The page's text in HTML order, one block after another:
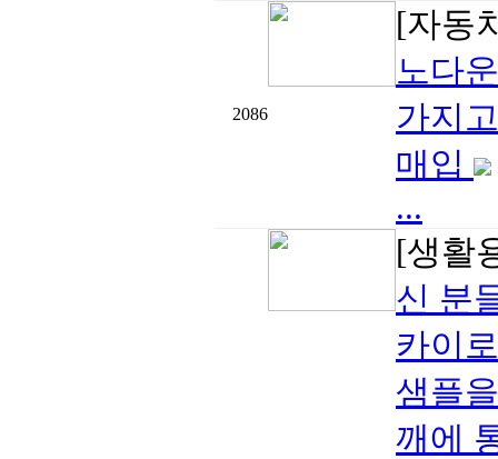
2086
[자동
노다
가지
매입
...
[생활
신 분
카이
샘플
깨에